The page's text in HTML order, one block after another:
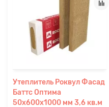
Утеплитель Роквул Фасад
Баттс Оптима
50х600х1000 мм 3,6 кв.м